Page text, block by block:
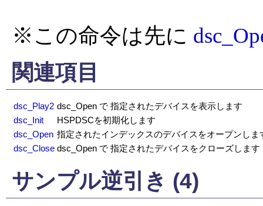
※この命令は先に
関連項目
dsc_Play2 dsc_Open で 指定されたデバイスを表示します
dsc_Init
HSPDSCを初期化します
dsc_Open 指定されたインデックスのデバイスをオープンしま
dsc_Close dsc_Open で 指定されたデバイスをクローズします
サンプル逆引き (4)